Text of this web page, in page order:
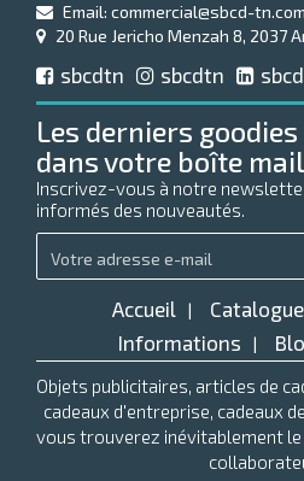
Email: commercial@sbcd-tn.com
20 Rue Jericho Menzah 8, 2037
sbcdtn sbcdtn
Les derniers
dans votre boîte
Inscrivez-vous à notre
informés des nouveautés.
Accueil | Catalogue
Informations |
Objets publicitaires, articles de
cadeaux d'entreprise, cadeaux
vous trouverez inévitablement